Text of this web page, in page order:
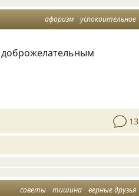
афоризм успокоительное
13
советы тишина верные друзья